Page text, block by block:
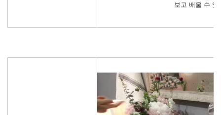
보고 배울 수 있